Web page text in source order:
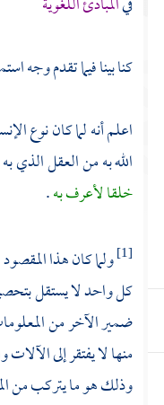
كنا بينا فيما تقدم وجه
اعلم أنه لما كان نوع
الله به من العقل الذي
خلقا لأعرف به.
[1]
ولما كان هذا
كل واحد لا يستقل
ضمير الآخر من
منها لا يفتقر إلى
وذلك هو ما يتركب من